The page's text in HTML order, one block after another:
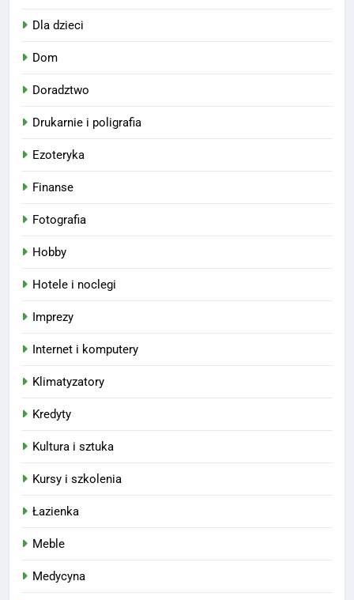
Dla dzieci
Dom
Doradztwo
Drukarnie i poligrafia
Ezoteryka
Finanse
Fotografia
Hobby
Hotele i noclegi
Imprezy
Internet i komputery
Klimatyzatory
Kredyty
Kultura i sztuka
Kursy i szkolenia
Łazienka
Meble
Medycyna